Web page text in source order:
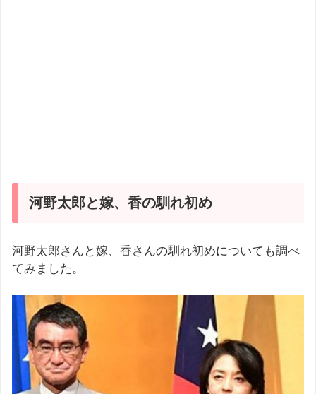
河野太郎と嫁、香の馴れ初め
河野太郎さんと嫁、香さんの馴れ初めについても調べ
てみました。